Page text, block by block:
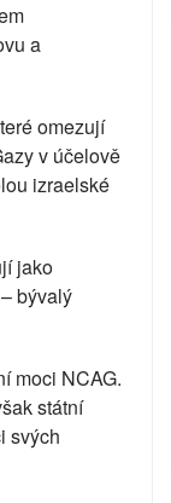
a
omezují
v účelově
izraelské
jako
bývalý
moci NCAG.
státní
svých